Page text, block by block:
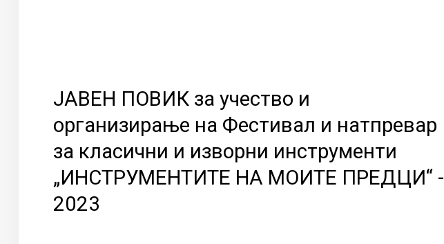
ЈАВЕН ПОВИК за учество и
организирање на Фестивал и натпревар
за класични и изворни инструменти
„ИНСТРУМЕНТИТЕ НА МОИТЕ ПРЕДЦИ“ -
2023